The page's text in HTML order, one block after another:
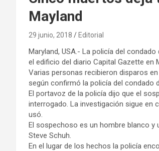
Mayland
29 junio, 2018 Editorial
Maryland, USA.- La policía del
el edificio del diario Capital Gazette en
Varias personas recibieron disparos
según confirmó la policía del condado
El portavoz de la policía dijo que el
interrogado. La investigación sigue en
usó.
El sospechoso es un hombre blanco
Steve Schuh.
En el lugar de los hechos la policía